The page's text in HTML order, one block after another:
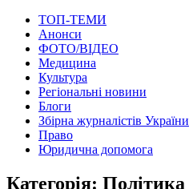
ТОП-ТЕМИ
Анонси
ФОТО/ВІДЕО
Медицина
Культура
Регіональні новини
Блоги
Збірна журналістів України
Право
Юридична допомога
Категорія: Політика